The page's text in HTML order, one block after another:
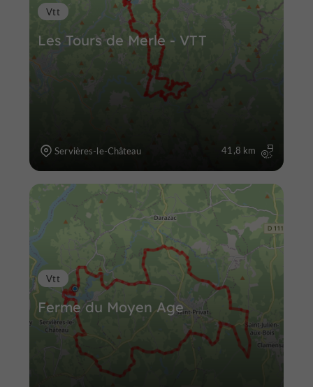
Les Tours de Merle - VTT
Vtt
Servières-le-Château 41,8 km
Ferme du Moyen Age
Vtt